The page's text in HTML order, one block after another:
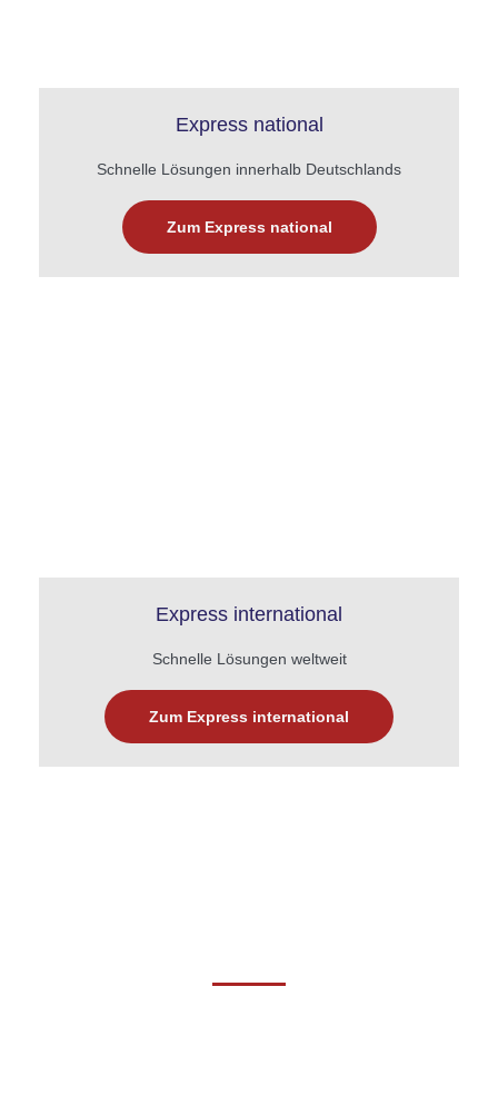
Express national
Schnelle Lösungen innerhalb Deutschlands
Zum Express national
Express international
Schnelle Lösungen weltweit
Zum Express international